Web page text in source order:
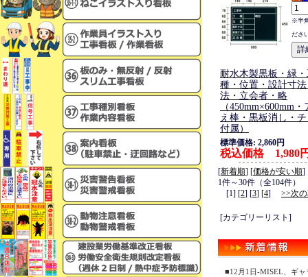
※半
ださ
耐水木製黒板・緑
種・位置・設計寸
法・立会者・略
（450mm×600mm
え棒・黒板消し・
付属）
標準価格: 2,860円
税込価格 1,980
[新着順] [価格が安い順]
1件～30件（全104件）
[1] [2] [3] [4] >>次
[カテゴリーリスト]
■12月1日-MISEL、ギ